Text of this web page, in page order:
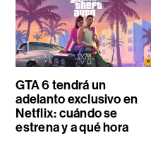
GTA 6 tendrá un
adelanto exclusivo en
Netflix: cuándo se
estrena y a qué hora